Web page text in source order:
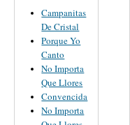
Campanitas
De Cristal
Porque Yo
Canto
No Importa
Que Llores
Convencida
No Importa